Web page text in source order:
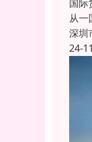
国际
从
深圳
24-